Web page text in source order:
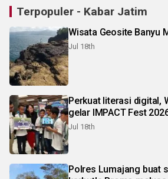
Terpopuler - Kabar Jatim
Wisata Geosite Banyu
Jul 18th
Perkuat literasi digital,
gelar IMPACT Fest
Jul 18th
Polres Lumajang buat